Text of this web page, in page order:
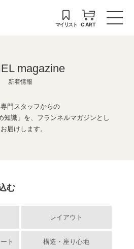
マイリスト CART
magazine
新着情報
門スタッフからの
知識」を、フランネルマガジンとし
届けします。
む
レイアウト
ト 構造・座り心地